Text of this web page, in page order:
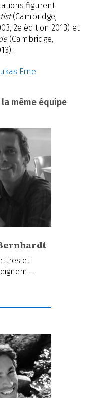
figurent
(Cambridge,
2e édition 2013) et
(Cambridge,
Erne
même équipe
et